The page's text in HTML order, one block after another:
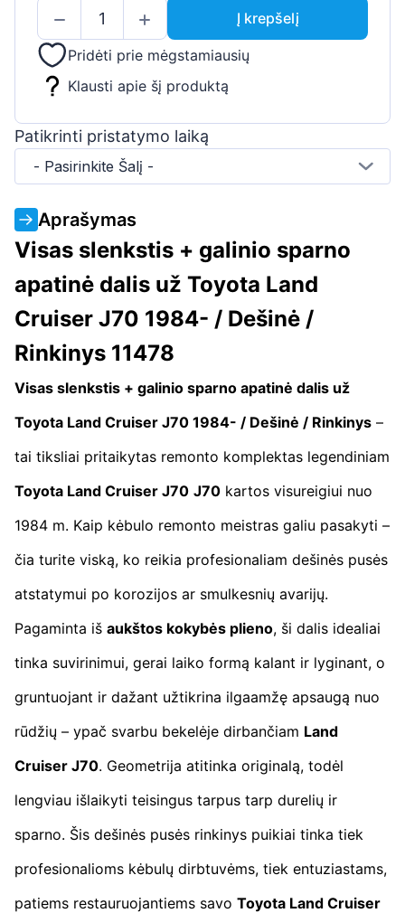
Į krepšelį
Pridėti prie mėgstamiausių
Klausti apie šį produktą
Patikrinti pristatymo laiką
- Pasirinkite Šalį -
Aprašymas
Visas slenkstis + galinio sparno
apatinė dalis už Toyota Land
Cruiser J70 1984- / Dešinė /
Rinkinys 11478
Visas slenkstis + galinio sparno apatinė dalis už
Toyota Land Cruiser J70 1984- / Dešinė / Rinkinys –
tai tiksliai pritaikytas remonto komplektas legendiniam
Toyota Land Cruiser J70 J70 kartos visureigiui nuo
1984 m. Kaip kėbulo remonto meistras galiu pasakyti –
čia turite viską, ko reikia profesionaliam dešinės pusės
atstatymui po korozijos ar smulkesnių avarijų.
Pagaminta iš aukštos kokybės plieno, ši dalis idealiai
tinka suvirinimui, gerai laiko formą kalant ir lyginant, o
gruntuojant ir dažant užtikrina ilgaamžę apsaugą nuo
rūdžių – ypač svarbu bekelėje dirbančiam Land
Cruiser J70. Geometrija atitinka originalą, todėl
lengviau išlaikyti teisingus tarpus tarp durelių ir
sparno. Šis dešinės pusės rinkinys puikiai tinka tiek
profesionalioms kėbulų dirbtuvėms, tiek entuziastams,
patiems restauruojantiems savo Toyota Land Cruiser